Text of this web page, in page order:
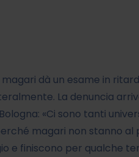
dà un esame in
La denuncia
«Ci sono tanti
magari non stanno al
e finiscono per qualche